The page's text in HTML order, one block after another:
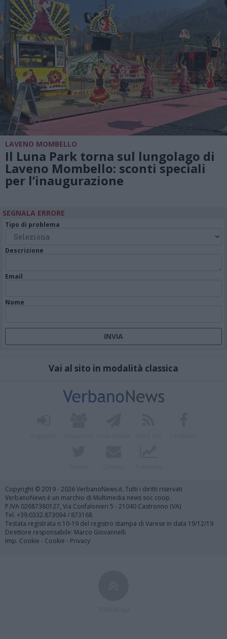
LAVENO MOMBELLO
Il Luna Park torna sul lungolago di
Laveno Mombello: sconti speciali
per l’inaugurazione
SEGNALA ERRORE
Tipo di problema
Descrizione
Email
Nome
Vai al sito in modalità classica
Copyright © 2019 - 2026 VerbanoNews.it. Tutti i diritti riservati
VerbanoNews è un marchio di Multimedia news soc coop.
P.IVA 02687380127, Via Confalonieri 5 - 21040 Castronno (VA)
Tel. +39.0332.873094 / 873168
Testata registrata n.10-19 del registro stampa di Varese in data 19/12/19
Direttore responsabile: Marco Giovannelli
Imp. Cookie - Cookie - Privacy